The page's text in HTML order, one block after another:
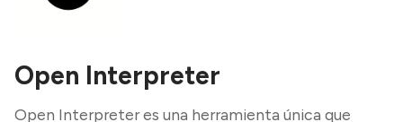
Open Interpreter
Open Interpreter es una herramienta única que